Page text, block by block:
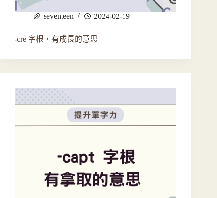
seventeen 2024-02-19
-cre 字根，有成長的意思